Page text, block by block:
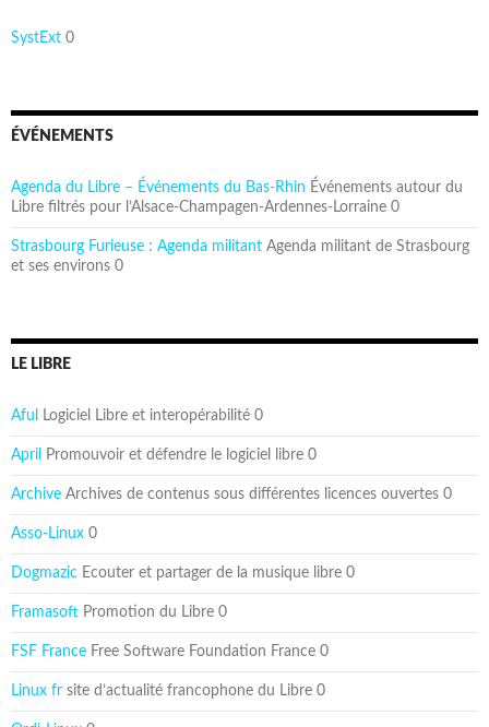
SystExt 0
ÉVÉNEMENTS
Agenda du Libre – Événements du Bas-Rhin Événements autour du
Libre filtrés pour l’Alsace-Champagen-Ardennes-Lorraine 0
Strasbourg Furieuse : Agenda militant Agenda militant de Strasbourg
et ses environs 0
LE LIBRE
Aful Logiciel Libre et interopérabilité 0
April Promouvoir et défendre le logiciel libre 0
Archive Archives de contenus sous différentes licences ouvertes 0
Asso-Linux 0
Dogmazic Ecouter et partager de la musique libre 0
Framasoft Promotion du Libre 0
FSF France Free Software Foundation France 0
Linux fr site d’actualité francophone du Libre 0